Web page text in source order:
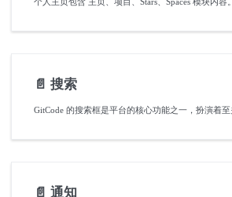
📄️ 搜索
📄️ 通知